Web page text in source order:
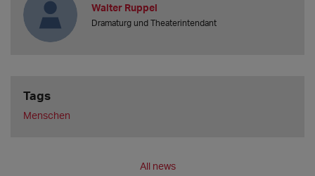
Walter Ruppel
Dramaturg und Theaterintendant
Tags
Menschen
All news